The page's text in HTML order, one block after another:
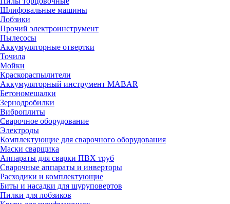
Шлифовальные машины
Лобзики
Прочий электроинструмент
Пылесосы
Аккумуляторные отвертки
Точила
Мойки
Краскораспылители
Аккумуляторный инструмент MABAR
Бетономешалки
Зернодробилки
Виброплиты
Сварочное оборудование
Электроды
Комплектующие для сварочного оборудования
Маски сварщика
Аппараты для сварки ПВХ труб
Сварочные аппараты и инверторы
Расходики и комплектующие
Биты и насадки для шуруповертов
Пилки для лобзиков